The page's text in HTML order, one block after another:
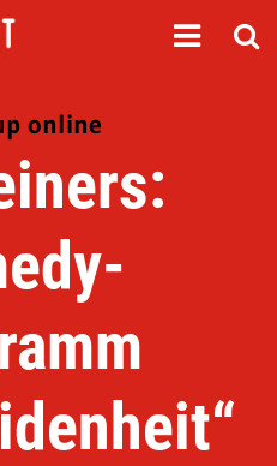
online